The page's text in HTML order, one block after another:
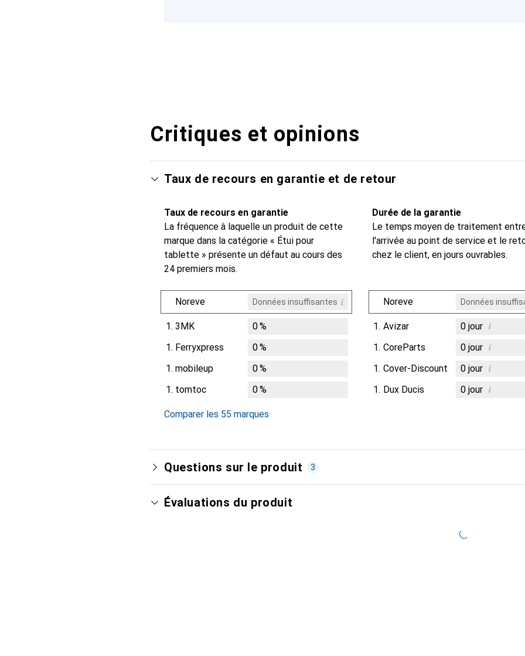
Critiques et opinions
Taux de recours en garantie et de retour
Taux de recours en garantie
La fréquence à laquelle un produit de cette
marque dans la catégorie « Étui pour
tablette » présente un défaut au cours des
24 premiers mois.
Noreve Données insuffisantes i
1. 3MK 0%
1. Ferryxpress 0%
1. mobileup 0%
1. tomtoc 0%
Durée de la garantie
Le temps moyen de traitement
l'arrivée au point de service et le
chez le client, en jours ouvrables.
Noreve Données
1. Avizar 0jour i
1. CoreParts 0jour i
1. Cover-Discount 0jour i
1. Dux Ducis 0jour i
Comparer les 55 marques
Questions sur le produit 3
Évaluations du produit